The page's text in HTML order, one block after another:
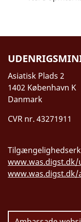
Asiatisk Plads 2
1402 København K
Danmark
CVR nr. 43271911
www.was.digst.dk/
www.was.digst.dk/